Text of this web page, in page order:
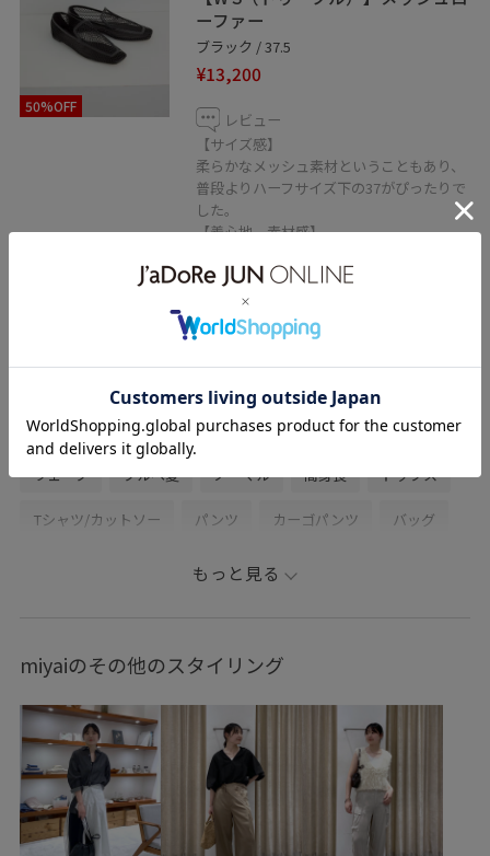
50%OFF
ーファー
ブラック / 37.5
¥13,200
レビュー
【サイズ感】
柔らかなメッシュ素材ということもあり、
普段よりハーフサイズ下の37がぴったりで
した。
【着心地、素材感】
っかりしており歩きやすいです。
大人カジュアル パンツスタイル SALON adam et ropé
ウェーブ ブルべ夏 ノーマル 高身長 トップス
Tシャツ/カットソー パンツ カーゴパンツ バッグ
シューズ ローファー
2512JUNPRESS対象商品 26SS_salon_BAGSHOSE
26SS_salon_weblimited Vネック WEB限定
きれいに見える きれいめ こなれ感 アクセサリー
アームカバー ウエストタック カジュアル
もっと見る
miyaiのその他のスタイリング